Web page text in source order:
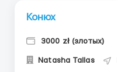
Конюх
3000 zł (злотых)
Natasha Tallas